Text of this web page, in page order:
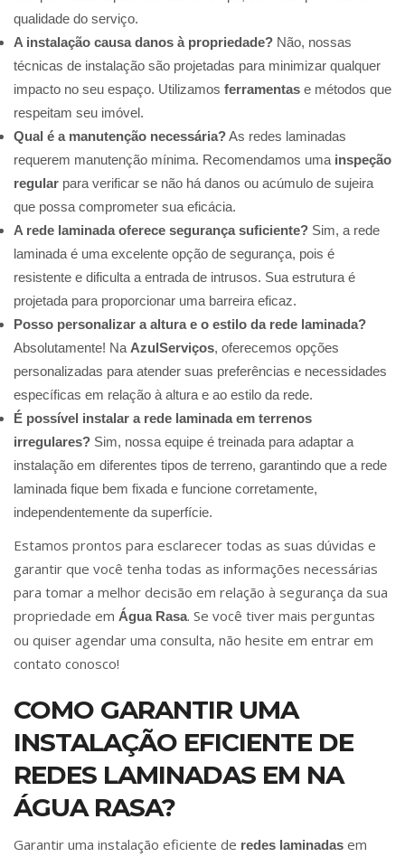
qualidade do serviço.
A instalação causa danos à propriedade? Não, nossas
técnicas de instalação são projetadas para minimizar qualquer
impacto no seu espaço. Utilizamos ferramentas e métodos que
respeitam seu imóvel.
Qual é a manutenção necessária?As redes laminadas
requerem manutenção mínima. Recomendamos uma inspeção
regular para verificar se não há danos ou acúmulo de sujeira
que possa comprometer sua eficácia.
A rede laminada oferece segurança suficiente? Sim, a rede
laminada é uma excelente opção de segurança, pois é
resistente e dificulta a entrada de intrusos. Sua estrutura é
projetada para proporcionar uma barreira eficaz.
Posso personalizar a altura e o estilo da rede laminada?
Absolutamente! Na AzulServiços, oferecemos opções
personalizadas para atender suas preferências e necessidades
específicas em relação à altura e ao estilo da rede.
É possível instalar a rede laminada em terrenos
irregulares? Sim, nossa equipe é treinada para adaptar a
instalação em diferentes tipos de terreno, garantindo que a rede
laminada fique bem fixada e funcione corretamente,
independentemente da superfície.
Estamos prontos para esclarecer todas as suas dúvidas e
garantir que você tenha todas as informações necessárias
para tomar a melhor decisão em relação à segurança da sua
propriedade em Água Rasa. Se você tiver mais perguntas
ou quiser agendar uma consulta, não hesite em entrar em
contato conosco!
COMO GARANTIR UMA
INSTALAÇÃO EFICIENTE DE
REDES LAMINADAS EM NA
ÁGUA RASA?
Garantir uma instalação eficiente de redes laminadas em